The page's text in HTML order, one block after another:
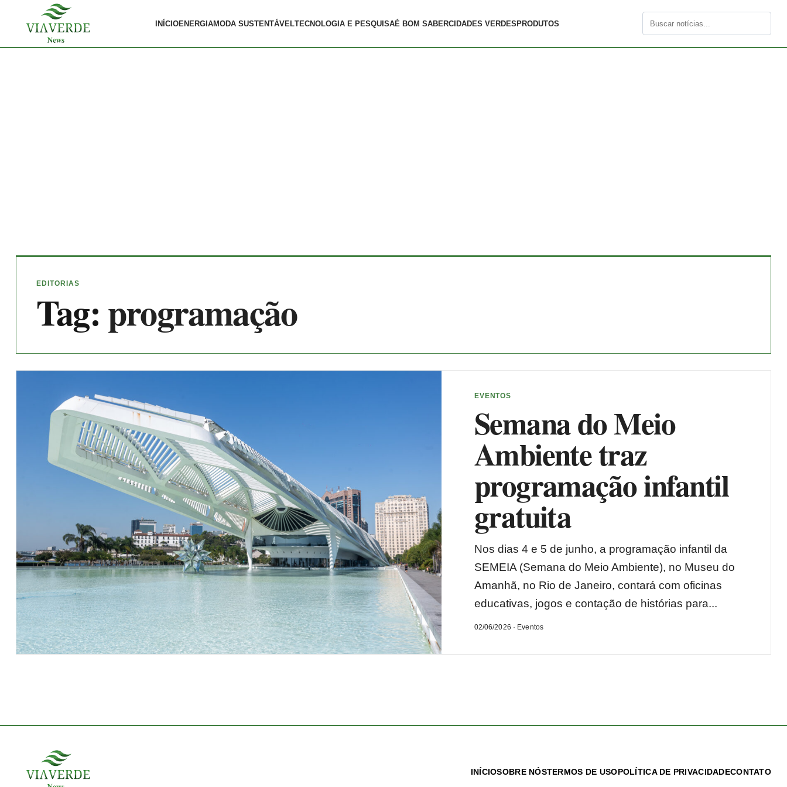
INÍCIOENERGIAMODA SUSTENTÁVELTECNOLOGIA E PESQUISAÉ BOM SABERCIDADES VERDES PRODUTOS
Buscar
EDITORIAS
Tag:programação
EVENTOS
Semana do Meio
Ambiente traz
programação infantil
gratuita
Nos dias 4 e 5 de junho, a programação infantil da
SEMEIA (Semana do Meio Ambiente), no Museu do
Amanhã, no Rio de Janeiro, contará com oficinas
educativas, jogos e contação de histórias para...
02/06/2026 · Eventos
INÍCIOSOBRE NÓSTERMOS DE USOPOLÍTICA DE PRIVACIDADECONTATO